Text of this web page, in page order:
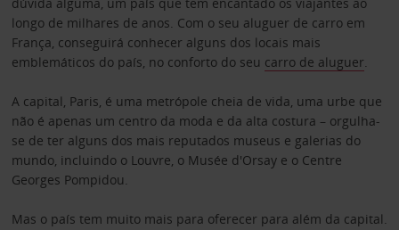
dúvida alguma, um país que tem encantado os viajantes ao
longo de milhares de anos. Com o seu aluguer de carro em
França, conseguirá conhecer alguns dos locais mais
emblemáticos do país, no conforto do seu carro de aluguer.
A capital, Paris, é uma metrópole cheia de vida, uma urbe que
não é apenas um centro da moda e da alta costura – orgulha-
se de ter alguns dos mais reputados museus e galerias do
mundo, incluindo o Louvre, o Musée d'Orsay e o Centre
Georges Pompidou.
Mas o país tem muito mais para oferecer para além da capital.